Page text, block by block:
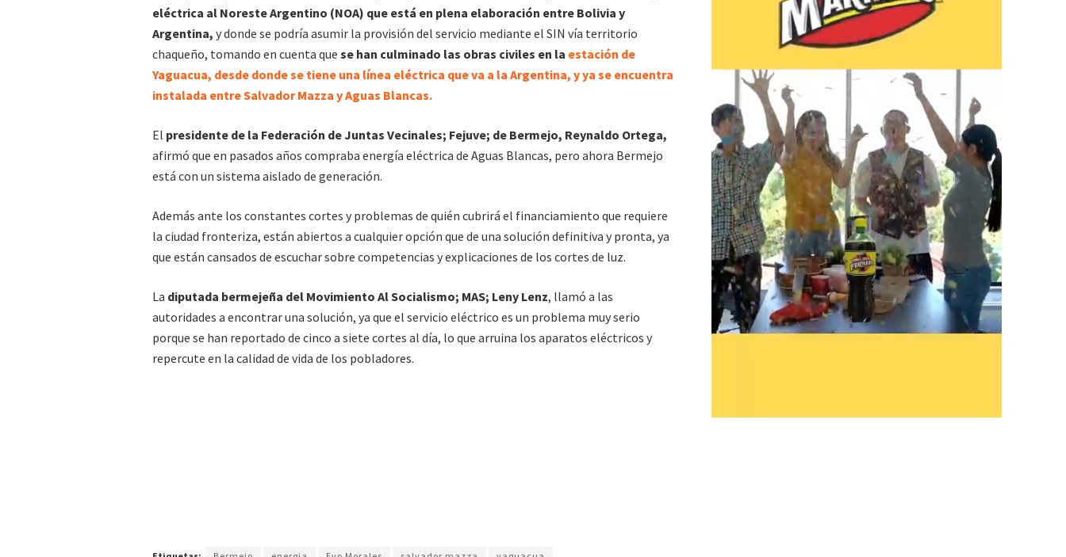
eléctrica al Noreste Argentino (NOA) que está en plena elaboración entre Bolivia y
Argentina, y donde se podría asumir la provisión del servicio mediante el SIN vía territorio
chaqueño, tomando en cuenta que se han culminado las obras civiles en la estación de
Yaguacua, desde donde se tiene una línea eléctrica que va a la Argentina, y ya se encuentra
instalada entre Salvador Mazza y Aguas Blancas.
El presidente de la Federación de Juntas Vecinales; Fejuve; de Bermejo, Reynaldo Ortega,
afirmó que en pasados años compraba energía eléctrica de Aguas Blancas, pero ahora Bermejo
está con un sistema aislado de generación.
Además ante los constantes cortes y problemas de quién cubrirá el financiamiento que requiere
la ciudad fronteriza, están abiertos a cualquier opción que de una solución definitiva y pronta, ya
que están cansados de escuchar sobre competencias y explicaciones de los cortes de luz.
La diputada bermejeña del Movimiento Al Socialismo; MAS; Leny Lenz, llamó a las
autoridades a encontrar una solución, ya que el servicio eléctrico es un problema muy serio
porque se han reportado de cinco a siete cortes al día, lo que arruina los aparatos eléctricos y
repercute en la calidad de vida de los pobladores.